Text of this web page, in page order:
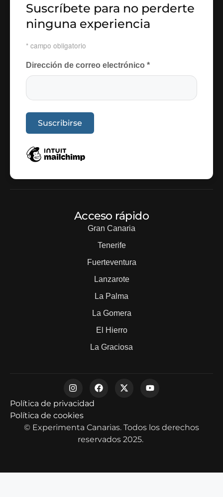
Suscríbete para no perderte
ninguna experiencia
* campo obligatorio
Dirección de correo electrónico *
Acceso rápido
Gran Canaria
Tenerife
Fuerteventura
Lanzarote
La Palma
La Gomera
El Hierro
La Graciosa
© Experimenta Canarias. Todos los derechos
reservados 2025.
Política de privacidad
Política de cookies